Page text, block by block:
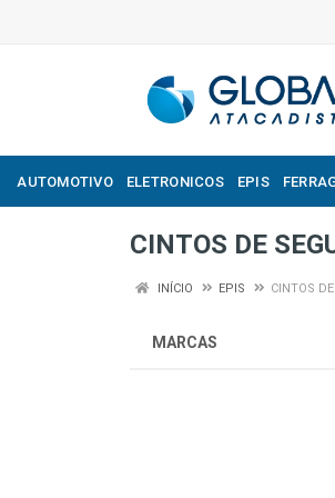
AUTOMOTIVO ELETRONICOS EPIS
CINTOS DE
INÍCIO EPIS CINTOS
MARCAS